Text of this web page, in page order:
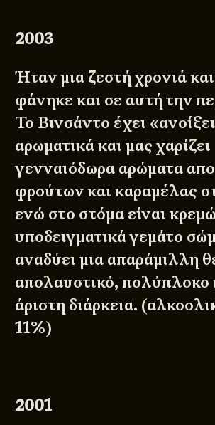
2003
Ήταν μια ζεστή χρονιά
φάνηκε και σε αυτή την
Το Βινσάντο έχει
αρωματικά και μας χαρίζει
γενναιόδωρα αρώματα
φρούτων και καραμέλας
ενώ στο στόμα είναι
υποδειγματικά γεμάτο
αναδύει μια απαράμιλλη
απολαυστικό, πολύπλοκο
άριστη διάρκεια.
11%)
2001